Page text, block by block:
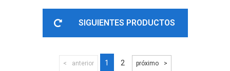
SIGUIENTES PRODUCTOS
anterior 1 2 próximo